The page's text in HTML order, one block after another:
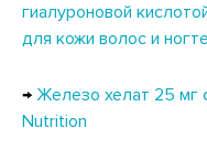
гиалуроновой
для кожи волос и
→ Железо хелат 25 мг
Nutrition